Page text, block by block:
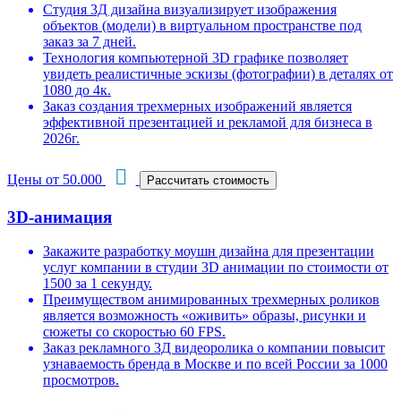
Студия 3Д дизайна визуализирует изображения
объектов (модели) в виртуальном пространстве под
заказ за 7 дней.
Технология компьютерной 3D графике позволяет
увидеть реалистичные эскизы (фотографии) в деталях от
1080 до 4к.
Заказ создания трехмерных изображений является
эффективной презентацией и рекламой для бизнеса в
2026г.
Цены от 50.000
3D-анимация
Закажите разработку моушн дизайна для презентации
услуг компании в студии 3D анимации по стоимости от
1500 за 1 секунду.
Преимуществом анимированных трехмерных роликов
является возможность «оживить» образы, рисунки и
сюжеты со скоростью 60 FPS.
Заказ рекламного 3Д видеоролика о компании повысит
узнаваемость бренда в Москве и по всей России за 1000
просмотров.